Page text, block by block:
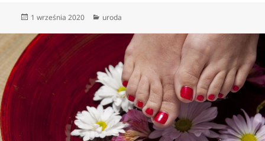
Data
1 września 2020 Kategorie
uroda